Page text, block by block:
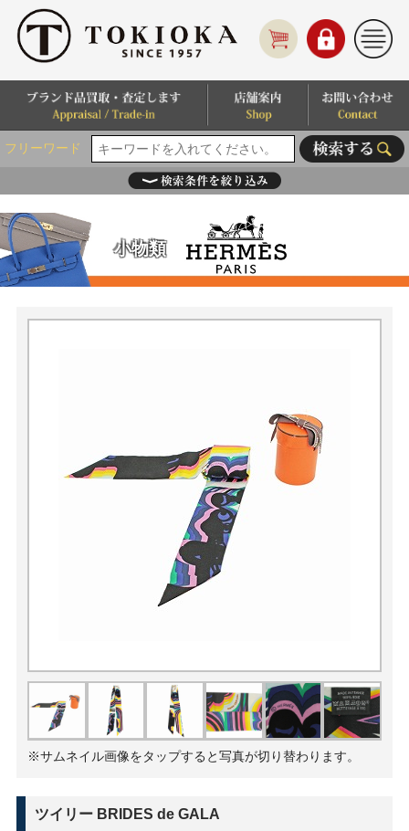
フリーワード
小物類
※サムネイル画像をタップすると写真が切り替わります。
ツイリー BRIDES de GALA